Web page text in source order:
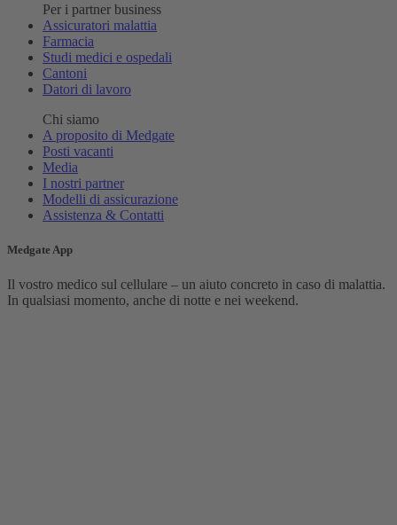
Per i partner business
Assicuratori malattia
Farmacia
Studi medici e ospedali
Cantoni
Datori di lavoro
Chi siamo
A proposito di Medgate
Posti vacanti
Media
I nostri partner
Modelli di assicurazione
Assistenza & Contatti
Medgate App
Il vostro medico sul cellulare – un aiuto concreto in caso di malattia.
In qualsiasi momento, anche di notte e nei weekend.